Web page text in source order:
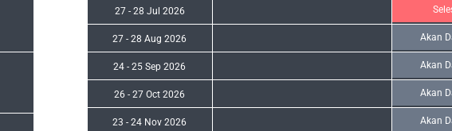
27 - 28 Jul 2026
27 -28 Aug 2026 Akan
24 -25 Sep 2026 Akan
26 -27 Oct 2026 Akan
23 -24 Nov 2026 Akan